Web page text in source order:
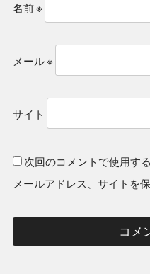
名前※
メール※
サイト
次回のコメントで使用す
メールアドレス、サイトを保